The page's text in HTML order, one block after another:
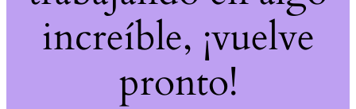
increíble, ¡vuelve
pronto!